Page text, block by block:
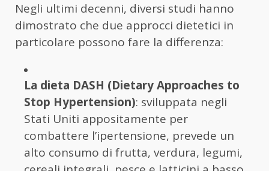
Negli ultimi decenni, diversi studi hanno
dimostrato che due approcci dietetici in
particolare possono fare la differenza:
La dieta DASH (Dietary Approaches to
Stop Hypertension): sviluppata negli
Stati Uniti appositamente per
combattere l’ipertensione, prevede un
alto consumo di frutta, verdura, legumi,